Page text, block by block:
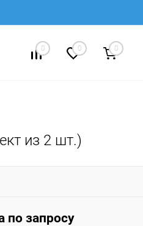
0 0 0
из 2 шт.)
по запросу